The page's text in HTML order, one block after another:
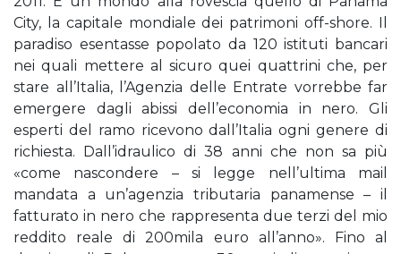
City, la capitale mondiale dei patrimoni off-shore. Il
paradiso esentasse popolato da 120 istituti bancari
nei quali mettere al sicuro quei quattrini che, per
stare all’Italia, l’Agenzia delle Entrate vorrebbe far
emergere dagli abissi dell’economia in nero. Gli
esperti del ramo ricevono dall’Italia ogni genere di
richiesta. Dall’idraulico di 38 anni che non sa più
«come nascondere – si legge nell’ultima mail
mandata a un’agenzia tributaria panamense – il
fatturato in nero che rappresenta due terzi del mio
reddito reale di 200mila euro all’anno». Fino al